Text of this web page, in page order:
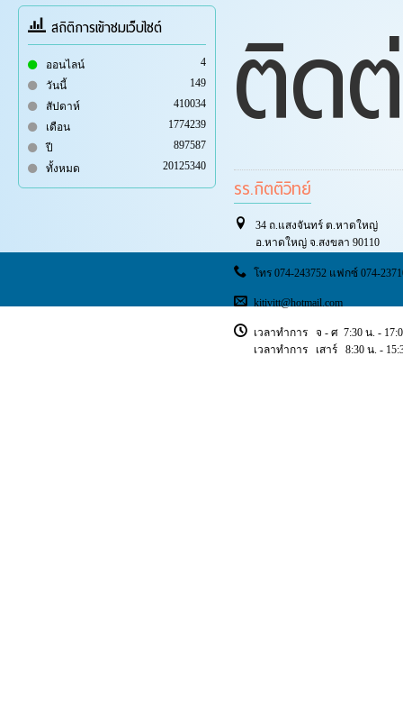
สถิติการเข้าชมเว็บไซต์
ออนไลน์
4
วันนี้
149
สัปดาห์
410034
เดือน
1774239
ปี
897587
ทั้งหมด
20125340 ติด
รร.กิตติวิทย์
34 ถ.แสงจันทร์ ต.หาดใหญ่
อ.หาดใหญ่ จ.สงขลา 90110
โทร 074-243752 แฟกซ์ 074-
kitivitt@hotmail.com
เวลาทำการ จ - ศ 7:30 น. -
เวลาทำการ เสาร์ 8:30 น. -